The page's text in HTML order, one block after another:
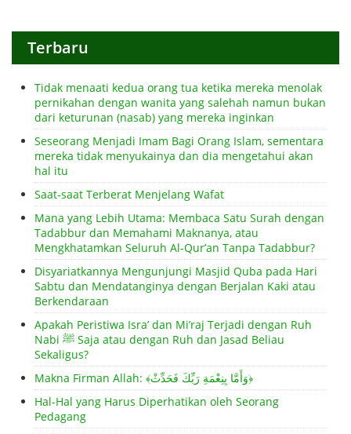
Terbaru
Tidak menaati kedua orang tua ketika mereka menolak
pernikahan dengan wanita yang salehah namun bukan
dari keturunan (nasab) yang mereka inginkan
Seseorang Menjadi Imam Bagi Orang Islam, sementara
mereka tidak menyukainya dan dia mengetahui akan
hal itu
Saat-saat Terberat Menjelang Wafat
Mana yang Lebih Utama: Membaca Satu Surah dengan
Tadabbur dan Memahami Maknanya, atau
Mengkhatamkan Seluruh Al-Qur’an Tanpa Tadabbur?
Disyariatkannya Mengunjungi Masjid Quba pada Hari
Sabtu dan Mendatanginya dengan Berjalan Kaki atau
Berkendaraan
Apakah Peristiwa Isra’ dan Mi’raj Terjadi dengan Ruh
Nabi ﷺ Saja atau dengan Ruh dan Jasad Beliau
Sekaligus?
Makna Firman Allah: ﴾وَأَمَّا بِنِعْمَةِ رَبِّكَ فَحَدِّثْ﴿
Hal-Hal yang Harus Diperhatikan oleh Seorang
Pedagang